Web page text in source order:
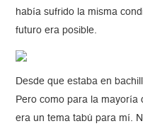
había sufrido la misma
futuro era posible.
Desde que estaba en
Pero como para la mayoría
era un tema tabú para mí.